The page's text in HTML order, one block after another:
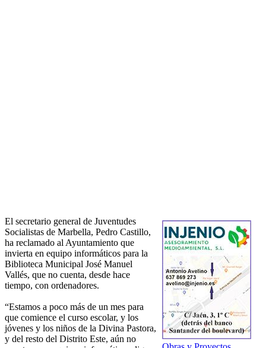
El secretario general de Juventudes
Socialistas de Marbella, Pedro Castillo,
ha reclamado al Ayuntamiento que
invierta en equipo informáticos para la
Biblioteca Municipal José Manuel
Vallés, que no cuenta, desde hace
tiempo, con ordenadores.
“Estamos a poco más de un mes para
que comience el curso escolar, y los
jóvenes y los niños de la Divina Pastora,
y del resto del Distrito Este, aún no